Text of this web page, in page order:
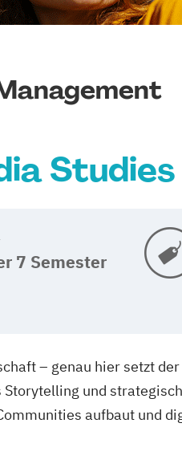
Studies
7 Semester
– genau hier setzt
und
aufbaut und